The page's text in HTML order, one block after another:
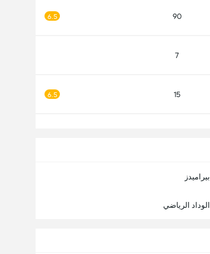
90
6.5
7
15
6.5
بيراميدز
الوداد الرياضي